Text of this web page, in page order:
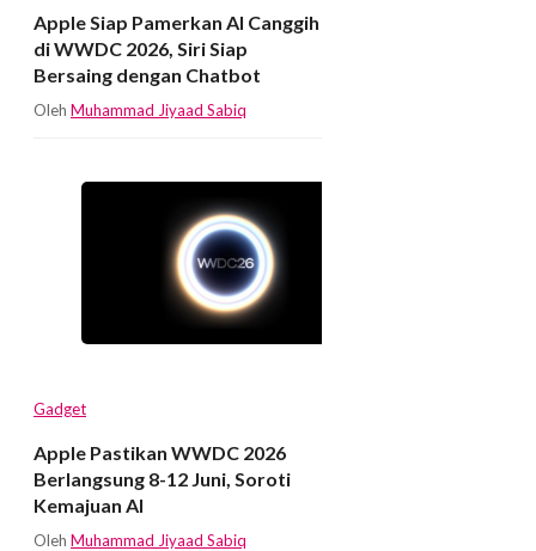
Apple Siap Pamerkan AI Canggih
di WWDC 2026, Siri Siap
Bersaing dengan Chatbot
Oleh Muhammad Jiyaad Sabiq
Gadget
Apple Pastikan WWDC 2026
Berlangsung 8-12 Juni, Soroti
Kemajuan AI
Oleh Muhammad Jiyaad Sabiq